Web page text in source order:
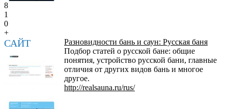
8
1
0
+
САЙТ
Разновидности бань и саун: Русская баня
Подбор статей о русской бане: общие
понятия, устройство русской бани, главные
отличия от других видов бань и многое
другое.
http://realsauna.ru/rus/